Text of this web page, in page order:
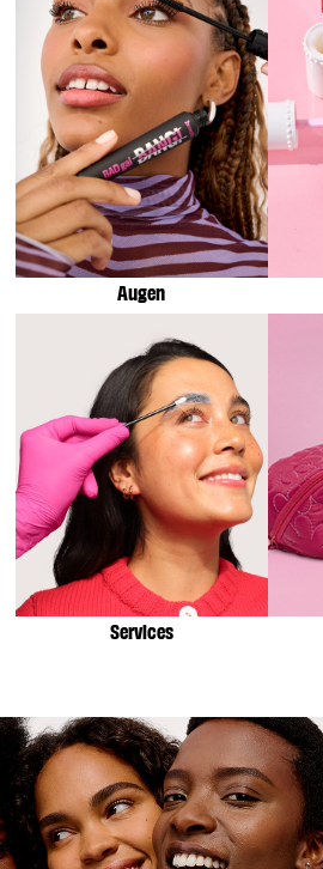
Augen
Services